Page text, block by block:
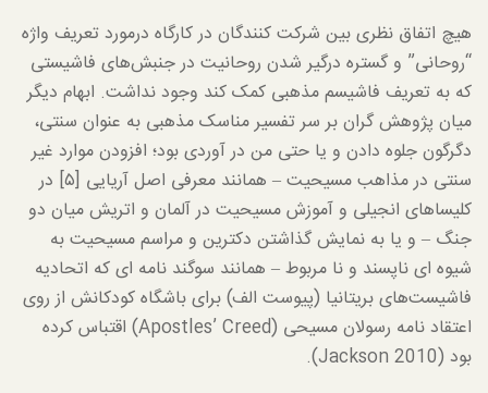
هیچ اتفاق نظری بین شرکت کنندگان در کارگاه درمورد تعریف واژه
“روحانی” و گستره درگیر شدن روحانیت در جنبش‌های فاشیستی
که به تعریف فاشیسم مذهبی کمک کند وجود نداشت. ابهام دیگر
میان پژوهش گران بر سر تفسیر مناسک مذهبی به عنوان سنتی،
دگرگون جلوه دادن و یا حتی من در آوردی بود؛ افزودن موارد غیر
سنتی در مذاهب مسیحیت – همانند معرفی اصل آریایی [۵] در
کلیساهای انجیلی و آموزش مسیحیت در آلمان و اتریش میان دو
جنگ – و یا به نمایش گذاشتن دکترین و مراسم مسیحیت به
شیوه ای ناپسند و نا مربوط – همانند سوگند نامه ای که اتحادیه
فاشیست‌های بریتانیا (پیوست الف) برای باشگاه کودکانش از روی
اعتقاد نامه رسولان مسیحی (Apostles’ Creed) اقتباس کرده
بود (Jackson 2010).